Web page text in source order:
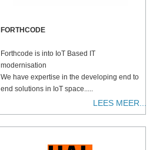
FORTHCODE
Forthcode is into IoT Based IT
modernisation
We have expertise in the developing end to
end solutions in IoT space.....
LEES MEER...